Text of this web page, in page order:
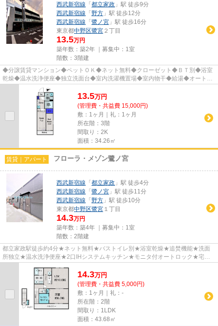
西武新宿線 「 都立家政 」駅 徒歩9分
西武新宿線 「 野方 」駅 徒歩12分
西武新宿線 「 鷺ノ宮 」駅 徒歩16分
東京都中野区鷺宮 ２丁目
13.5万円
築年数：築2年 ｜募集中： 1室
階数：3階建
◆分譲賃貸マンション◆ペットＯＫ◆ネット無料◆クローゼット◆ＢＴ別◆浴室
乾燥◆温水洗浄便座◆独立洗面台◆室内洗濯機置場◆室内物干◆給湯◆オートロ
ック◆宅配BOX◆エレベーター◆角部屋◆2面採...
13.5万円
(管理費・共益費 15,000円)
敷：1ヶ月｜礼：1ヶ月
所在階：3階
間取り：2K
面積：34.26㎡
賃貸｜アパート フローラ・メゾン鷺ノ宮
西武新宿線 「 都立家政 」駅 徒歩4分
西武新宿線 「 鷺ノ宮 」駅 徒歩11分
西武新宿線 「 野方 」駅 徒歩10分
東京都中野区鷺宮 １丁目
14.3万円
築年数：築4年 ｜募集中： 1室
階数：2階建
都立家政駅徒歩約4分★ネット無料★バストイレ別★浴室乾燥★追焚機能★洗面
所独立★温水洗浄便座★2口IHシステムキッチン★モニタ付オートロック★宅配
14.3万円
(管理費・共益費 5,000円)
敷：1ヶ月｜礼：-
所在階：2階
間取り：1LDK
面積：43.68㎡